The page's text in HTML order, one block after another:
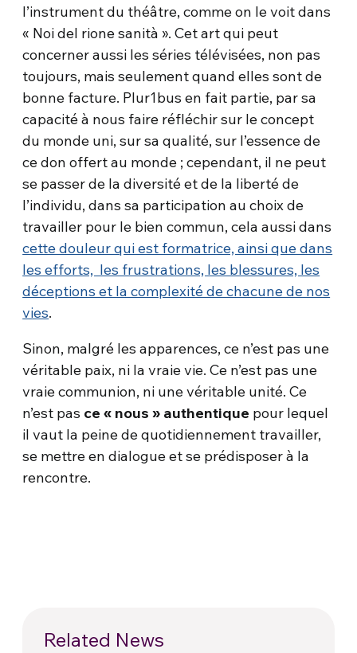
l’instrument du théâtre, comme on le voit dans
« Noi del rione sanità ». Cet art qui peut
concerner aussi les séries télévisées, non pas
toujours, mais seulement quand elles sont de
bonne facture. Plur1bus en fait partie, par sa
capacité à nous faire réfléchir sur le concept
du monde uni, sur sa qualité, sur l’essence de
ce don offert au monde ; cependant, il ne peut
se passer de la diversité et de la liberté de
l’individu, dans sa participation au choix de
travailler pour le bien commun, cela aussi dans
cette douleur qui est formatrice, ainsi que dans
les efforts, les frustrations, les blessures, les
déceptions et la complexité de chacune de nos
vies.
Sinon, malgré les apparences, ce n’est pas une
véritable paix, ni la vraie vie. Ce n’est pas une
vraie communion, ni une véritable unité. Ce
n’est pas ce « nous » authentique pour lequel
il vaut la peine de quotidiennement travailler,
se mettre en dialogue et se prédisposer à la
rencontre.
Related News